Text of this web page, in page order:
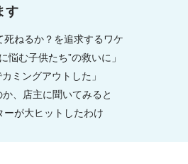
す
ねるか？を追求するワケ
む子供たち”の救いに」
ミングアウトした」
、店主に聞いてみると
が大ヒットしたわけ